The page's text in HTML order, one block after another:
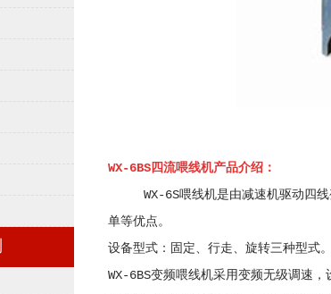
WX-6BS四流喂线机产品介绍：
WX-6S喂线机是由减速机驱动四线变
单等优点。
设备型式：固定、行走、旋转三种型式。
WX-6BS变频喂线机采用变频无级调速